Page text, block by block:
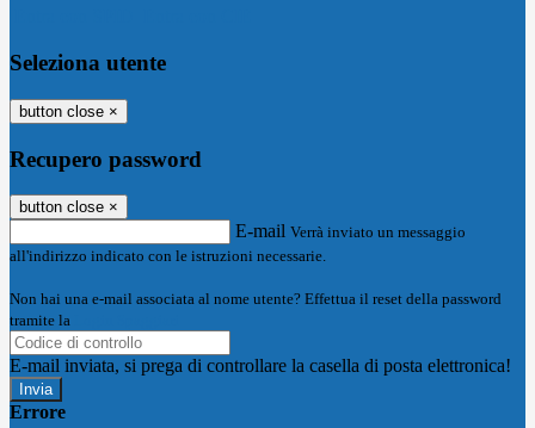
Seleziona utente
button close ×
Recupero password
button close ×
E-mail Verrà inviato un messaggio
all'indirizzo indicato con le istruzioni necessarie.
Non hai una e-mail associata al nome utente? Effettua il reset della password
tramite la
E-mail inviata, si prega di controllare la casella di posta elettronica!
Errore